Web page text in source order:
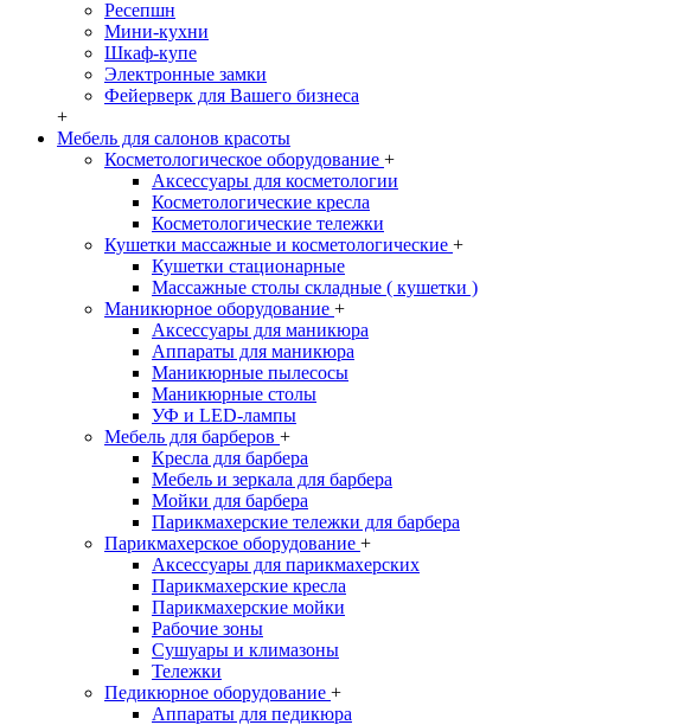
Ресепшн
Мини-кухни
Шкаф-купе
Электронные замки
Фейерверк для Вашего бизнеса
+
Мебель для салонов красоты
Косметологическое оборудование +
Аксессуары для косметологии
Косметологические кресла
Косметологические тележки
Кушетки массажные и косметологические +
Кушетки стационарные
Массажные столы складные ( кушетки )
Маникюрное оборудование +
Аксессуары для маникюра
Аппараты для маникюра
Маникюрные пылесосы
Маникюрные столы
УФ и LED-лампы
Мебель для барберов +
Кресла для барбера
Мебель и зеркала для барбера
Мойки для барбера
Парикмахерские тележки для барбера
Парикмахерское оборудование +
Аксессуары для парикмахерских
Парикмахерские кресла
Парикмахерские мойки
Рабочие зоны
Сушуары и климазоны
Тележки
Педикюрное оборудование +
Аппараты для педикюра